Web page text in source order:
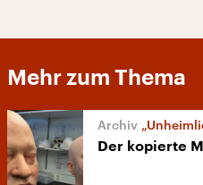
Mehr zum Thema
Der kopierte